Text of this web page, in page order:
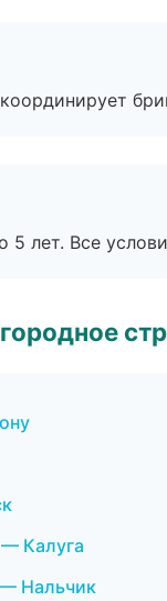
лет. Все
Калуга
Нальчик